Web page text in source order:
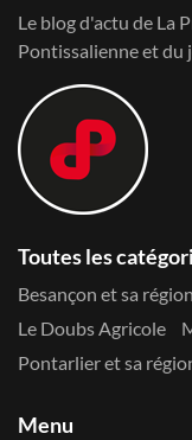
Le blog d'actu de La
Pontissalienne et du
Toutes les
Besançon et sa région
Le Doubs Agricole
Pontarlier et sa
Menu